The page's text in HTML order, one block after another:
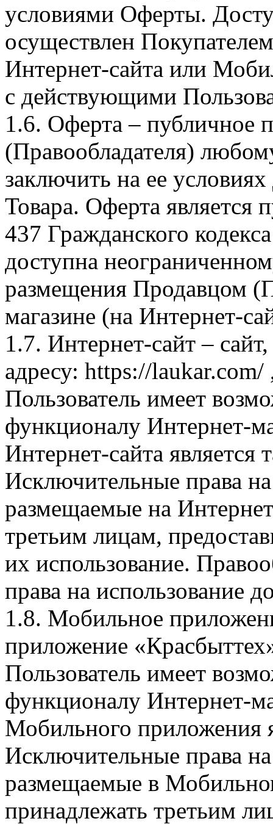
условиями Оферты.
осуществлен
Интернет-сайта или
с действующими
1.6. Оферта – публичное
(Правообладателя)
заключить на ее
Товара. Оферта является
437 Гражданского
доступна
размещения Продавцом
магазине (на Интернет-
1.7. Интернет-сайт –
адресу: https://laukar.com/
Пользователь имеет
функционалу Интернет-
Интернет-сайта
Исключительные права
размещаемые на
третьим лицам,
их использование.
права на использование
1.8. Мобильное
приложение
Пользователь имеет
функционалу Интернет-
Мобильного приложения
Исключительные права
размещаемые в
принадлежать третьим